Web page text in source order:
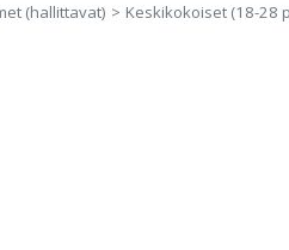
(hallittavat) Keskikokoiset (18-28